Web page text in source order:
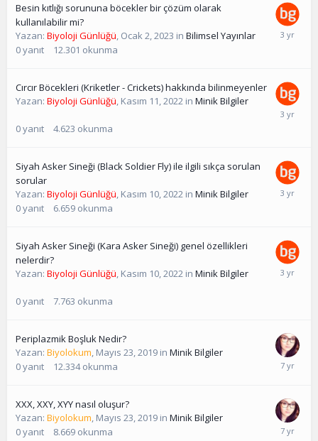
Besin kıtlığı sorununa böcekler bir çözüm olarak
kullanılabilir mi?
Yazan: Biyoloji Günlüğü, Ocak 2, 2023 in Bilimsel Yayınlar
0yanıt 12.301 okunma
Cırcır Böcekleri (Kriketler - Crickets) hakkında bilinmeyenler
Yazan: Biyoloji Günlüğü, Kasım 11, 2022 in Minik Bilgiler
0yanıt 4.623 okunma
Siyah Asker Sineği (Black Soldier Fly) ile ilgili sıkça sorulan
sorular
Yazan: Biyoloji Günlüğü, Kasım 10, 2022 in Minik Bilgiler
0yanıt 6.659 okunma
Siyah Asker Sineği (Kara Asker Sineği) genel özellikleri
nelerdir?
Yazan: Biyoloji Günlüğü, Kasım 10, 2022 in Minik Bilgiler
0yanıt 7.763 okunma
Periplazmik Boşluk Nedir?
Yazan: Biyolokum, Mayıs 23, 2019 in Minik Bilgiler
0yanıt 12.334 okunma
XXX, XXY, XYY nasıl oluşur?
Yazan: Biyolokum, Mayıs 23, 2019 in Minik Bilgiler
0yanıt 8.669 okunma